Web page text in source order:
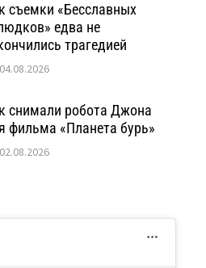
съемки «Бесславных
едва не
трагедией
04.08.2026
снимали робота Джона
фильма «Планета бурь»
02.08.2026